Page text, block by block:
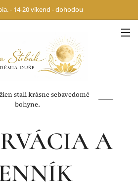
- 14-20 víkend - dohodou
stali krásne sebavedomé
bohyne.
A